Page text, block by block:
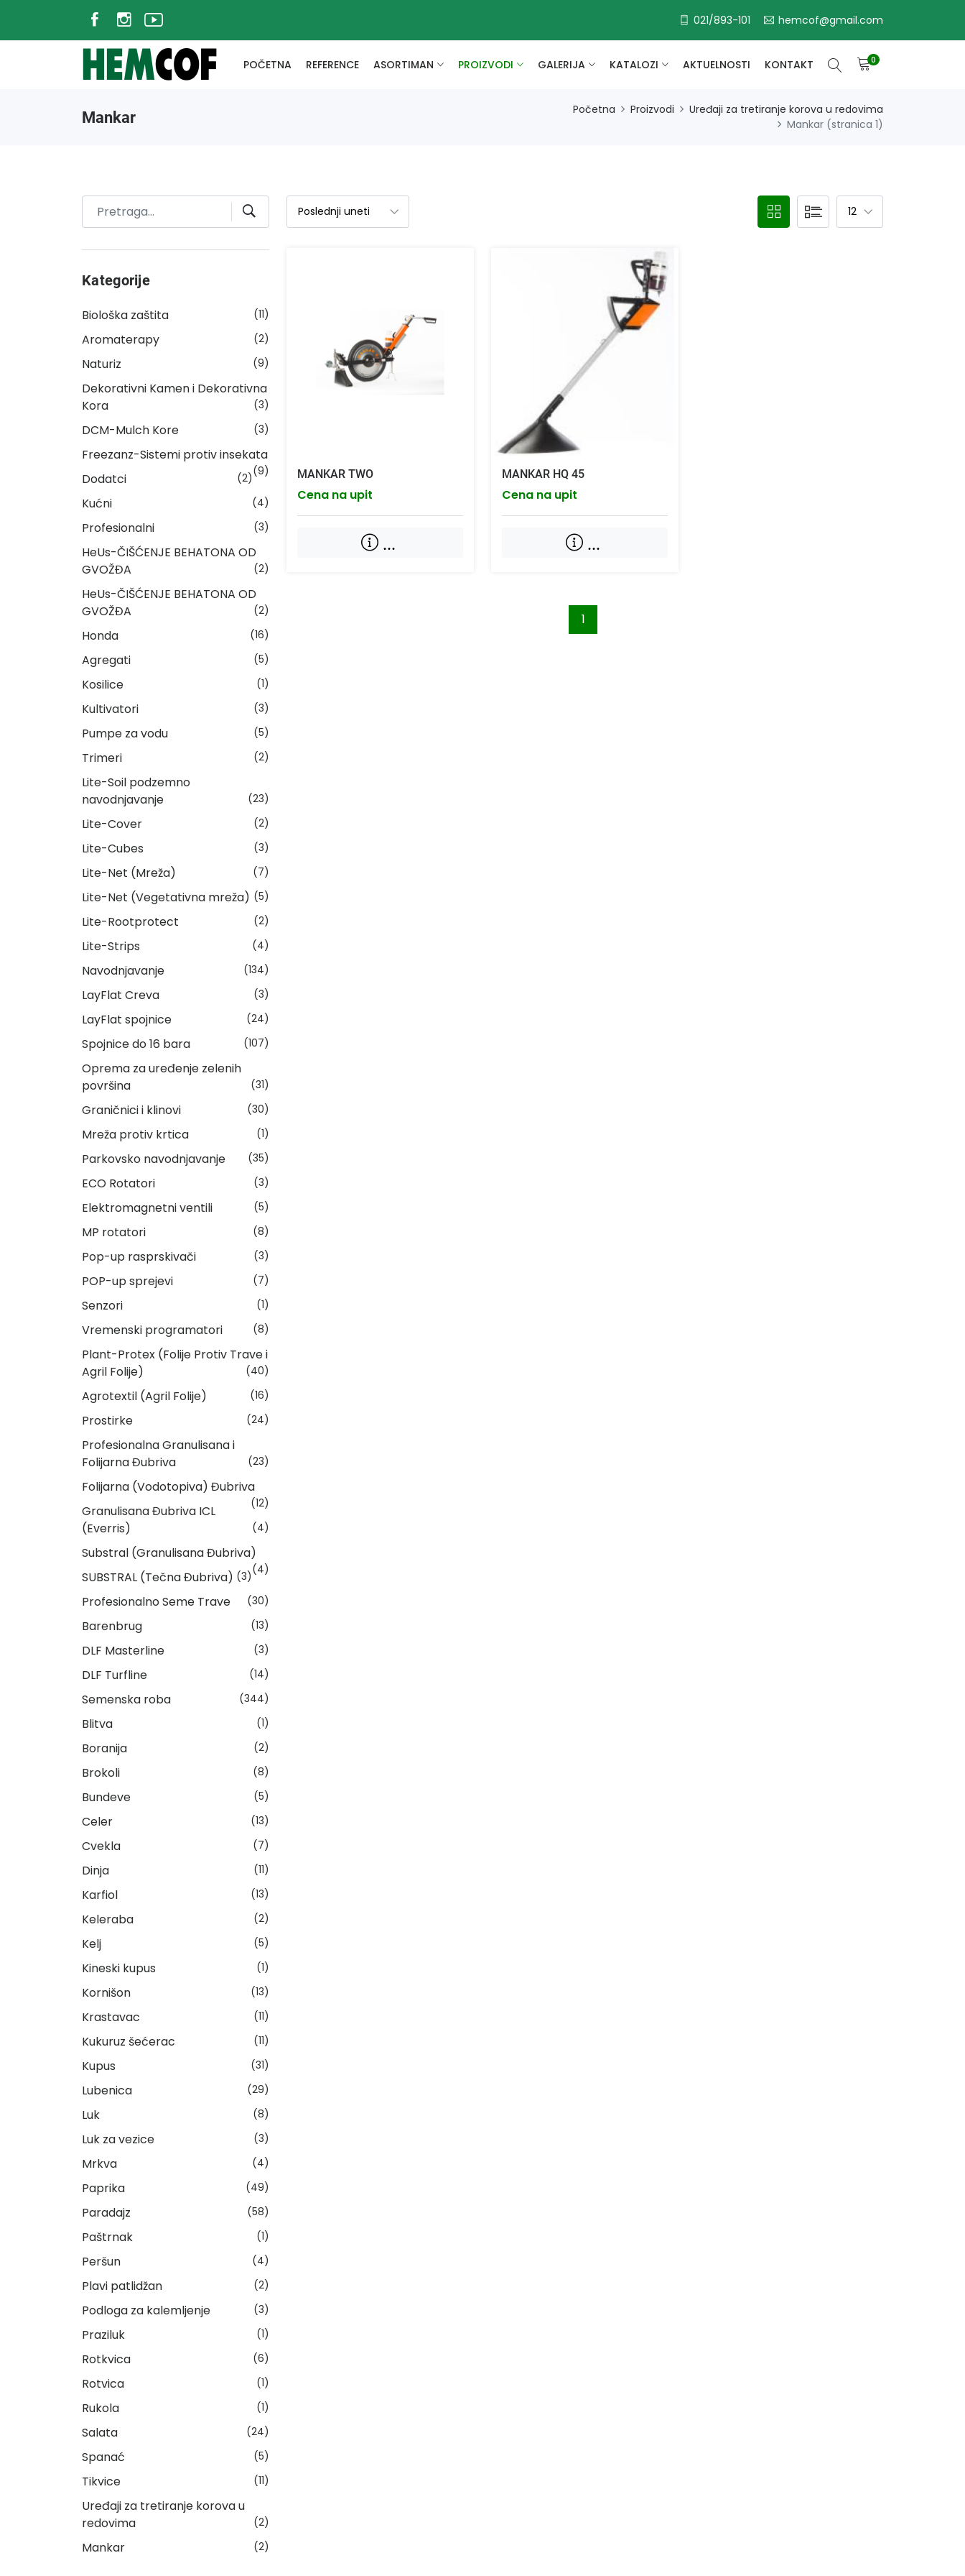
021/893-101 hemcof@gmail.com
POČETNA REFERENCE ASORTIMAN PROIZVODI GALERIJA KATALOZI AKTUELNOSTI KONTAKT 0
Mankar Početna Proizvodi
Uređaji za tretiranje korova u redovima
Mankar (stranica 1)
MANKAR TWO
Cena na upit
...
MANKAR HQ 45
Cena na upit
...
1
Kategorije
Biološka zaštita (11)
Aromaterapy (2)
Naturiz (9)
Dekorativni Kamen i Dekorativna
Kora
(3)
DCM-Mulch Kore (3)
Freezanz-Sistemi protiv insekata
(9)
Dodatci (2)
Kućni (4)
Profesionalni (3)
HeUs-ČIŠĆENJE BEHATONA OD
GVOŽĐA
(2)
HeUs-ČIŠĆENJE BEHATONA OD
GVOŽĐA
(2)
Honda (16)
Agregati (5)
Kosilice (1)
Kultivatori (3)
Pumpe za vodu (5)
Trimeri (2)
Lite-Soil podzemno
navodnjavanje
(23)
Lite-Cover (2)
Lite-Cubes (3)
Lite-Net (Mreža) (7)
Lite-Net (Vegetativna mreža) (5)
Lite-Rootprotect (2)
Lite-Strips (4)
Navodnjavanje (134)
LayFlat Creva (3)
LayFlat spojnice (24)
Spojnice do 16 bara (107)
Oprema za uređenje zelenih
površina
(31)
Graničnici i klinovi (30)
Mreža protiv krtica (1)
Parkovsko navodnjavanje (35)
ECO Rotatori (3)
Elektromagnetni ventili (5)
MP rotatori (8)
Pop-up rasprskivači (3)
POP-up sprejevi (7)
Senzori (1)
Vremenski programatori (8)
Plant-Protex (Folije Protiv Trave i
Agril Folije)
(40)
Agrotextil (Agril Folije) (16)
Prostirke (24)
Profesionalna Granulisana i
Folijarna Đubriva
(23)
Folijarna (Vodotopiva) Đubriva
(12)
Granulisana Đubriva ICL
(Everris)
(4)
Substral (Granulisana Đubriva)
(4)
SUBSTRAL (Tečna Đubriva) (3)
Profesionalno Seme Trave (30)
Barenbrug (13)
DLF Masterline (3)
DLF Turfline (14)
Semenska roba (344)
Blitva (1)
Boranija (2)
Brokoli (8)
Bundeve (5)
Celer (13)
Cvekla (7)
Dinja (11)
Karfiol (13)
Keleraba (2)
Kelj (5)
Kineski kupus (1)
Kornišon (13)
Krastavac (11)
Kukuruz šećerac (11)
Kupus (31)
Lubenica (29)
Luk (8)
Luk za vezice (3)
Mrkva (4)
Paprika (49)
Paradajz (58)
Paštrnak (1)
Peršun (4)
Plavi patlidžan (2)
Podloga za kalemljenje (3)
Praziluk (1)
Rotkvica (6)
Rotvica (1)
Rukola (1)
Salata (24)
Spanać (5)
Tikvice (11)
Uređaji za tretiranje korova u
redovima
(2)
Mankar (2)